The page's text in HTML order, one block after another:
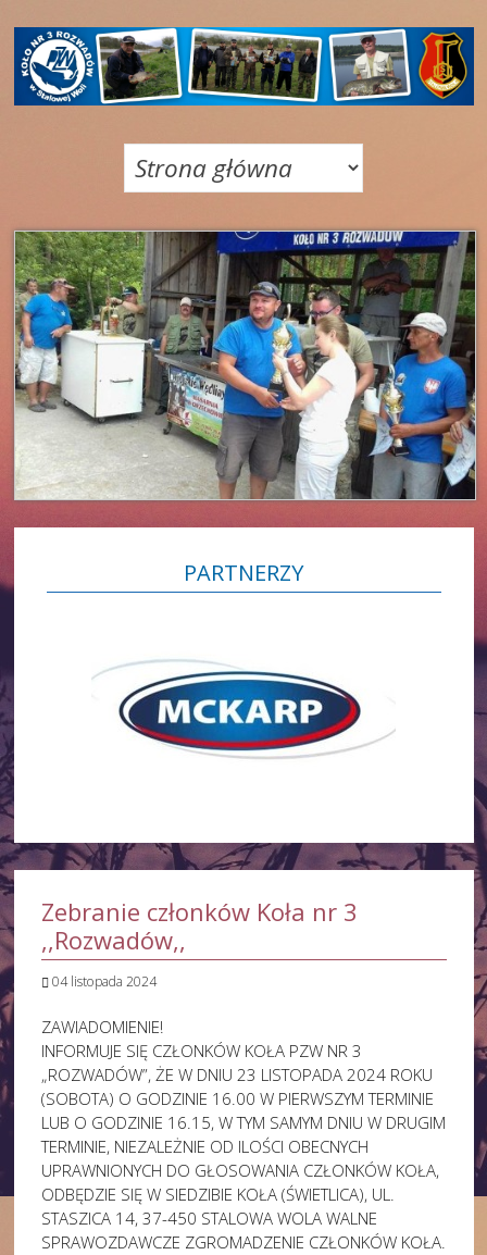
PARTNERZY
Zebranie członków Koła nr 3
,,Rozwadów,,
04 listopada 2024
ZAWIADOMIENIE!
INFORMUJE SIĘ CZŁONKÓW KOŁA PZW NR 3
„ROZWADÓW”, ŻE W DNIU 23 LISTOPADA 2024 ROKU
(SOBOTA) O GODZINIE 16.00 W PIERWSZYM TERMINIE
LUB O GODZINIE 16.15, W TYM SAMYM DNIU W DRUGIM
TERMINIE, NIEZALEŻNIE OD ILOŚCI OBECNYCH
UPRAWNIONYCH DO GŁOSOWANIA CZŁONKÓW KOŁA,
ODBĘDZIE SIĘ W SIEDZIBIE KOŁA (ŚWIETLICA), UL.
STASZICA 14, 37-450 STALOWA WOLA WALNE
SPRAWOZDAWCZE ZGROMADZENIE CZŁONKÓW KOŁA.